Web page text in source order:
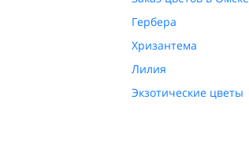
Гербера
Хризантема
Лилия
Экзотические цветы